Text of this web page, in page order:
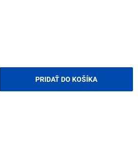
PRIDAŤ DO KOŠÍKA